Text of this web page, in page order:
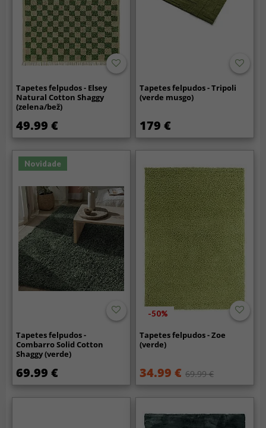
Tapetes felpudos - Elsey
Natural Cotton Shaggy
(zelena/bež)
49.99 €
Tapetes felpudos - Tripoli
(verde musgo)
179 €
Novidade
Tapetes felpudos -
Combarro Solid Cotton
Shaggy (verde)
69.99 €
-50%
Tapetes felpudos - Zoe
(verde)
34.99 € 69.99 €